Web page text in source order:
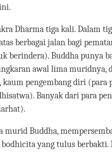
Dharma tiga kali. Dalam
berbagai jalan bagi
berindera). Buddha punya
awal lima muridnya,
pengembang diri (para
Banyak dari para
murid Buddha,
yang tulus berbakti.